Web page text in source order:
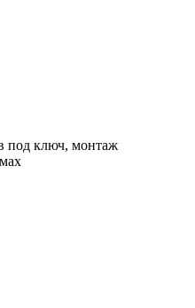
под ключ, монтаж